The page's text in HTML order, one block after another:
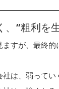
“粗利を
すが、最終
は、弱ってい